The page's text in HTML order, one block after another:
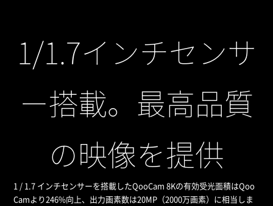
1/1.7インチセンサ
ー搭載。最高品質
の映像を提供
1 / 1.7 インチセンサーを搭載したQooCam 8Kの有効受光面積はQoo
Camより246%向上、出力画素数は20MP（2000万画素）に相当しま